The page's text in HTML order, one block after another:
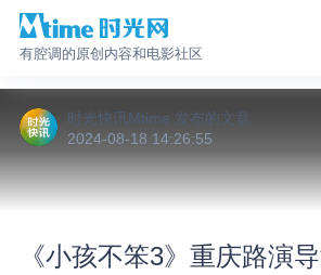
有腔调的原创内容和电影社区
时光快讯Mtime 发布的 文章
2024-08-18 14:26:55
《小孩不笨3》重庆路演